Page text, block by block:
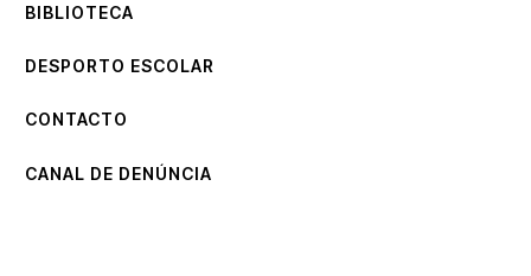
BIBLIOTECA
DESPORTO ESCOLAR
CONTACTO
CANAL DE DENÚNCIA